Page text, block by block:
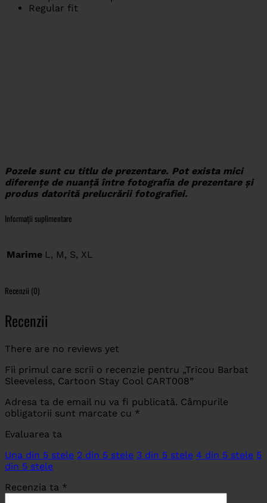
Regular fit
Pozele sunt cu titlu de prezentare. Pot exista mici
diferențe de nuanță între fotografia de prezentare și
produs datorită prelucrării fotografiei.
Informații suplimentare
Marime L, M, S, XL
Recenzii (0)
Recenzii
There are no reviews yet
Fii primul care scrii o recenzie pentru „Tricou Barbat
Sleeveless, Cartoon Stay Cool CART008”
Adresa ta de email nu va fi publicată. Câmpurile
obligatorii sunt marcate cu *
Evaluarea ta
Una din 5 stele 2 din 5 stele 3 din 5 stele 4 din 5 stele 5
din 5 stele
Recenzia ta *